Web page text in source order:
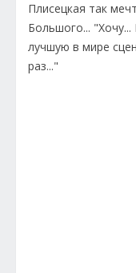
Плисецкая так
Большого...
лучшую в мире
раз..."